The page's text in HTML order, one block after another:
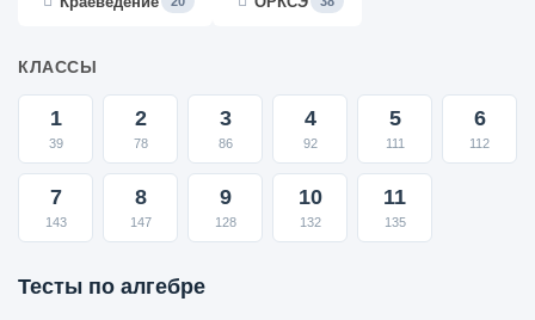
КЛАССЫ
1
39
2
78
3
86
4
92
5
111
6
112
7
143
8
147
9
128
10
132
11
135
Тесты по алгебре